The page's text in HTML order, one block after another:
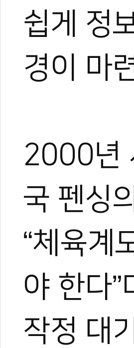
쉽게 정
경이 마
2000년
국 펜싱
“체육계
야 한다
작정 대